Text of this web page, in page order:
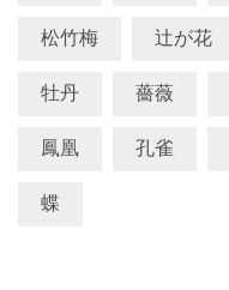
松竹梅 辻が花
牡丹 薔薇
鳳凰 孔雀
蝶